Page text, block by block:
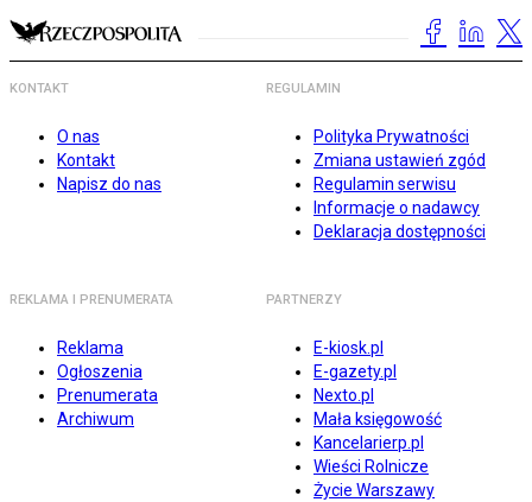
KONTAKT
O nas
Kontakt
Napisz do nas
REGULAMIN
Polityka Prywatności
Zmiana ustawień zgód
Regulamin serwisu
Informacje o nadawcy
Deklaracja dostępności
REKLAMA I PRENUMERATA
Reklama
Ogłoszenia
Prenumerata
Archiwum
PARTNERZY
E-kiosk.pl
E-gazety.pl
Nexto.pl
Mała księgowość
Kancelarierp.pl
Wieści Rolnicze
Życie Warszawy